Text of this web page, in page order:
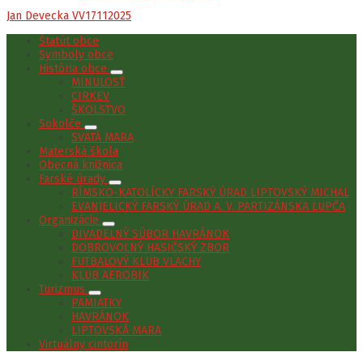
Jan Devecka VV17112025
Štatút obce
Symboly obce
História obce
MINULOSŤ
CIRKEV
ŠKOLSTVO
Sokolče
SVÄTÁ MARA
Materská škola
Obecná knižnica
Farské úrady
RÍMSKO-KATOLÍCKY FARSKÝ ÚRAD LIPTOVSKÝ MICHAL
EVANJELICKÝ FARSKÝ ÚRAD A. V. PARTIZÁNSKA ĽUPČA
Organizácie
DIVADELNÝ SÚBOR HAVRÁNOK
DOBROVOĽNÝ HASIČSKÝ ZBOR
FUTBALOVÝ KLUB VLACHY
KLUB AEROBIK
Turizmus
PAMIATKY
HAVRÁNOK
LIPTOVSKÁ MARA
Virtuálny cintorín